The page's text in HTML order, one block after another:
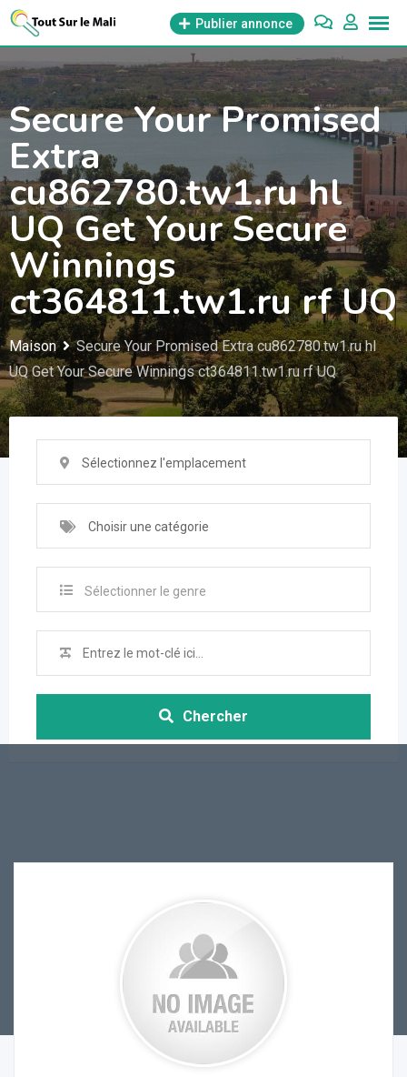
Aller
contenu
Publier annonce
Secure Your Promised
Extra
cu862780.tw1.ru hl
UQ Get Your Secure
Winnings
ct364811.tw1.ru rf UQ
Maison
Secure Your Promised Extra cu862780.tw1.ru hl
UQ Get Your Secure Winnings ct364811.tw1.ru rf UQ
Sélectionnez l'emplacement
Choisir une catégorie
Sélectionner le genre
Chercher